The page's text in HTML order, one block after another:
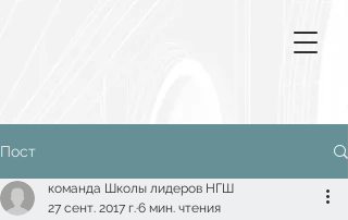
Пост
команда Школы лидеров НГШ
27 сент. 2017 г.6 мин. чтения